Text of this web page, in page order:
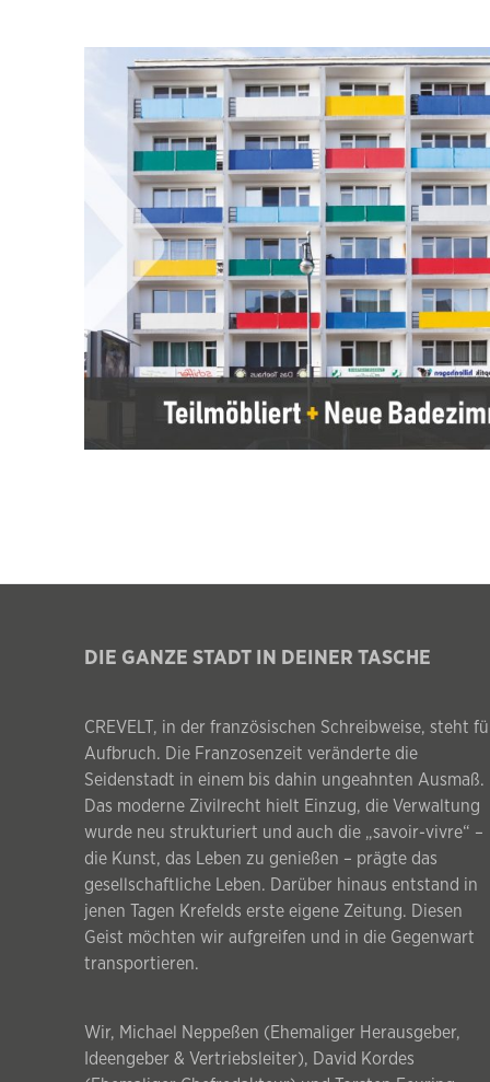
DIE GANZE STADT IN DEINER TASCHE
CREVELT, in der französischen Schreibweise, steht
Aufbruch. Die Franzosenzeit veränderte die
Seidenstadt in einem bis dahin ungeahnten Ausmaß.
Das moderne Zivilrecht hielt Einzug, die Verwaltung
wurde neu strukturiert und auch die „savoir-vivre“ –
die Kunst, das Leben zu genießen – prägte das
gesellschaftliche Leben. Darüber hinaus entstand in
jenen Tagen Krefelds erste eigene Zeitung. Diesen
Geist möchten wir aufgreifen und in die Gegenwart
transportieren.
Wir, Michael Neppeßen (Ehemaliger Herausgeber,
Ideengeber & Vertriebsleiter), David Kordes